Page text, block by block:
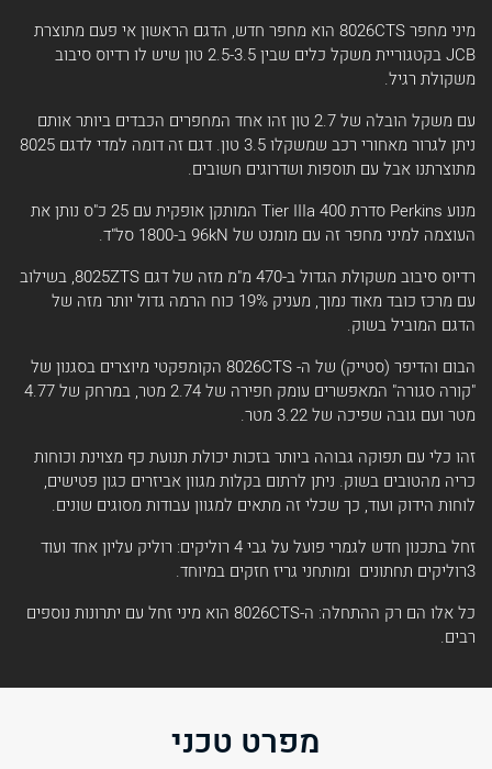
מיני מחפר 8026CTS הוא מחפר חדש, הדגם הראשון אי פעם מתוצרת
JCB בקטגוריית משקל כלים שבין 2.5-3.5 טון שיש לו רדיוס סיבוב
משקולת רגיל.
עם משקל הובלה של 2.7 טון זהו אחד המחפרים הכבדים ביותר אותם
ניתן לגרור מאחורי רכב שמשקלו 3.5 טון. דגם זה דומה למדי לדגם 8025
מתוצרתנו אבל עם תוספות ושדרוגים חשובים.
מנוע Perkins סדרת 400 Tier IIIa המותקן אופקית עם 25 כ"ס נותן את
העוצמה למיני מחפר זה עם מומנט של 96kN ב-1800 סל"ד.
רדיוס סיבוב משקולת הגדול ב-470 מ"מ מזה של דגם 8025ZTS, בשילוב
עם מרכז כובד מאוד נמוך, מעניק 19% כוח הרמה גדול יותר מזה של
הדגם המוביל בשוק.
הבום והדיפר (סטייק) של ה- 8026CTS הקומפקטי מיוצרים בסגנון של
"קורה סגורה" המאפשרים עומק חפירה של 2.74 מטר, במרחק של 4.77
מטר ועם גובה שפיכה של 3.22 מטר.
זהו כלי עם תפוקה גבוהה ביותר בזכות יכולת תנועת כף מצוינת וכוחות
כריה מהטובים בשוק. ניתן לרתום בקלות מגוון אביזרים כגון פטישים,
לוחות הידוק ועוד, כך שכלי זה מתאים למגוון עבודות מסוגים שונים.
זחל בתכנון חדש לגמרי פועל על גבי 4 רוליקים: רוליק עליון אחד ועוד
3רוליקים תחתונים ומותחני גריז חזקים במיוחד.
כל אלו הם רק ההתחלה: ה-8026CTS הוא מיני זחל עם יתרונות נוספים
רבים.
מפרט טכני